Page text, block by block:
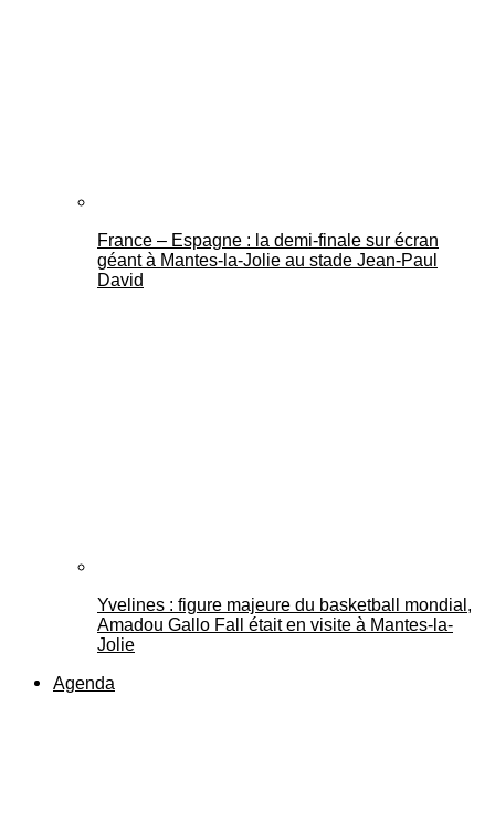
France – Espagne : la demi-finale sur écran
géant à Mantes-la-Jolie au stade Jean-Paul
David
Yvelines : figure majeure du basketball mondial,
Amadou Gallo Fall était en visite à Mantes-la-
Jolie
Agenda